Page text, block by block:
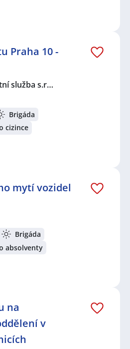
Praha 10 -
služba s.r…
Brigáda
cizince
mytí vozidel
Brigáda
absolventy
na
v